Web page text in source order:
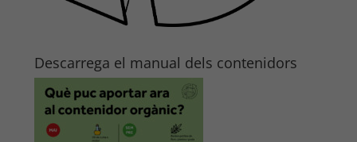
Descarrega el manual dels contenidors